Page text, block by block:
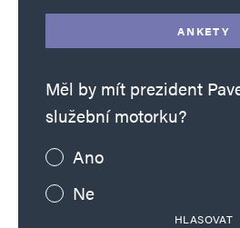
ANKETY
Měl by mít prezident
služební motorku?
Ano
Ne
HLASOVAT